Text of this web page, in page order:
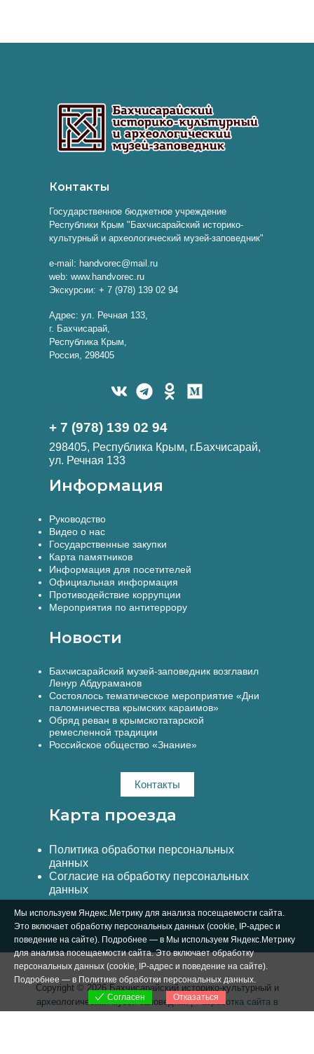
Контакты
Государственное бюджетное учреждение
Республики Крым "Бахчисарайский историко-
культурный и археологический музей-заповедник"
e-mail: handvorec@mail.ru
web: www.handvorec.ru
Экскурсии: + 7 (978) 139 02 94
Адрес: ул. Речная 133,
г. Бахчисарай,
Республика Крым,
Россия, 298405
+ 7 (978) 139 02 94
298405, Республика Крым, г.Бахчисарай,
ул. Речная 133
Информация
Руководство
Видео о нас
Государственные закупки
Карта памятников
Информация для посетителей
Официальная информация
Противодействие коррупции
Мероприятия по антитеррору
Новости
Бахчисарайский музей-заповедник возглавил
Ленур Абдураманов
Состоялось тематическое мероприятие «Дни
паломничества крымских караимов»
Обряд реван в крымскотатарской
ремесленной традиции
Российское общество «Знание»
Контакты
Карта проезда
Политика обработки персональных
данных
Согласие на обработку персональных
данных
Copyright © 2026 Бахчисарайский историко-культурный и
археологический музей-заповедник |Разработка сайта в
Мы используем Яндекс.Метрику для анализа посещаемости сайта.
Это включает обработку персональных данных (cookie, IP-адрес и
поведение на сайте). Подробнее — в Мы используем Яндекс.Метрику
для анализа посещаемости сайта. Это включает обработку
персональных данных (cookie, IP-адрес и поведение на сайте).
Подробнее — в Политике обработки персональных данных.
Согласен
Отказаться